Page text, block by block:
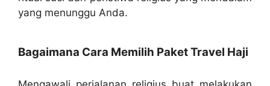
yang menunggu Anda.
Bagaimana Cara Memilih Paket Travel Haji